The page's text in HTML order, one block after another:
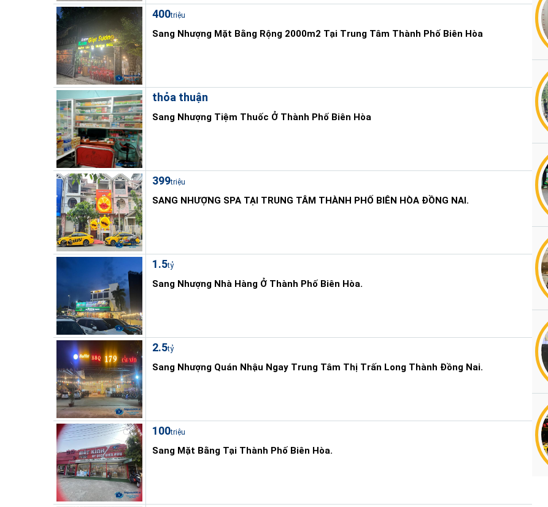
400triệu
Sang Nhượng Mặt Bằng Rộng 2000m2 Tại Trung Tâm Thành Phố Biên Hòa
thỏa thuận
Sang Nhượng Tiệm Thuốc Ở Thành Phố Biên Hòa
399triệu
SANG NHƯỢNG SPA TẠI TRUNG TÂM THÀNH PHỐ BIÊN HÒA ĐỒNG NAI.
1.5tỷ
Sang Nhượng Nhà Hàng Ở Thành Phố Biên Hòa.
2.5tỷ
Sang Nhượng Quán Nhậu Ngay Trung Tâm Thị Trấn Long Thành Đồng Nai.
100triệu
Sang Mặt Bằng Tại Thành Phố Biên Hòa.